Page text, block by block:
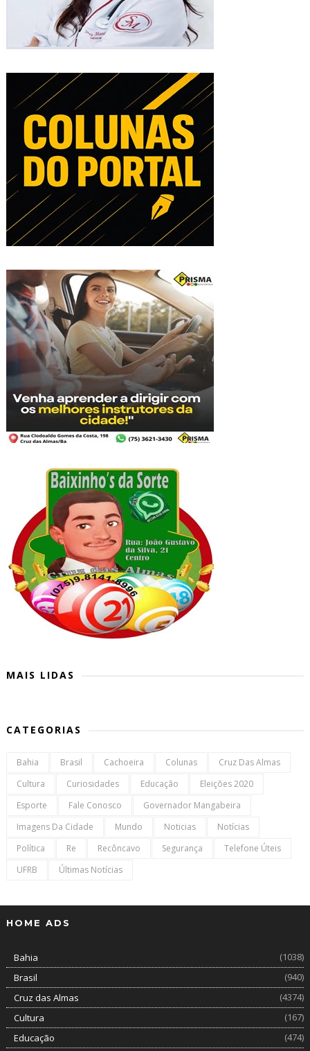
MAIS LIDAS
CATEGORIAS
Bahia Brasil Cachoeira Colunas
Cruz Das Almas
Cultura
Curiosidades Educação
Eleições 2020
Esporte
Fale Conosco
Governador Mangabeira
Imagens Da Cidade
Mundo Noticias
Notícias
Política
Re Recôncavo Segurança
Telefone Úteis
UFRB
Últimas Notícias
HOME ADS
Bahia
(1038)
Brasil
(940)
Cruz das Almas
(4374)
Cultura
(167)
Educação
(474)